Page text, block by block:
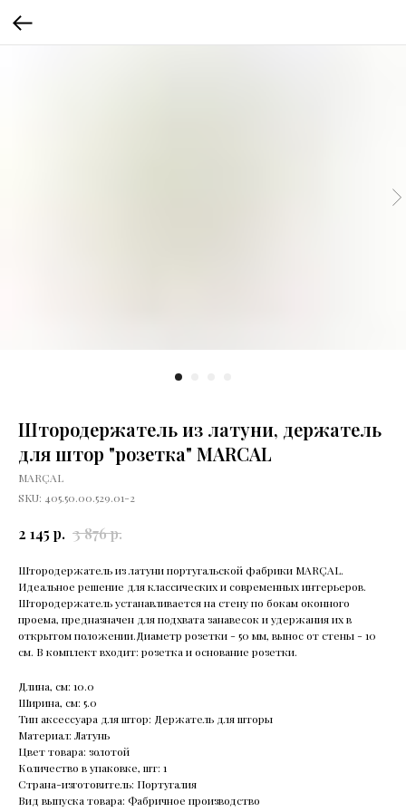
Штородержатель из латуни, держатель
для штор "розетка" MARCAL
MARÇAL
SKU: 405.50.00.529.01-2
2 145 р. 3 876р.
Штородержатель из латуни португальской фабрики MARÇAL.
Идеальное решение для классических и современных интерьеров.
Штородержатель устанавливается на стену по бокам оконного
проема, предназначен для подхвата занавесок и удержания их в
открытом положении.Диаметр розетки - 50 мм, вынос от стены - 10
см. В комплект входит: розетка и основание розетки.
Длина, см: 10.0
Ширина, см: 5.0
Тип аксессуара для штор: Держатель для шторы
Материал: Латунь
Цвет товара: золотой
Количество в упаковке, шт: 1
Страна-изготовитель: Португалия
Вид выпуска товара: Фабричное производство